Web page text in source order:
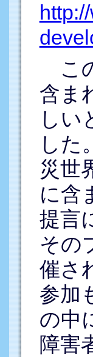
こ
含ま
しい
した
災世
に含
提言
その
催さ
参加
の中
障害